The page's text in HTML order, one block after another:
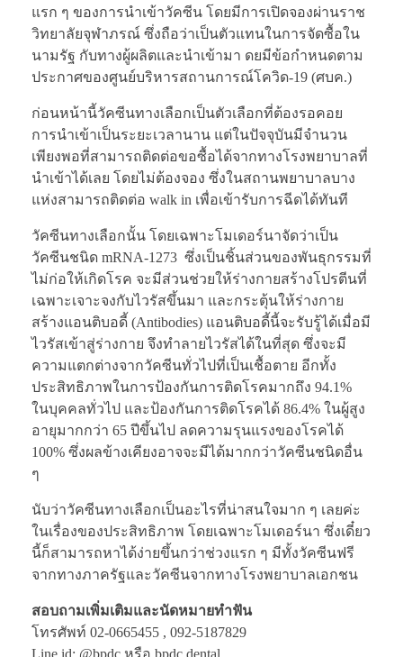
แรก ๆ ของการนำเข้าวัคซีน โดยมีการเปิดจองผ่านราช
วิทยาลัยจุฬาภรณ์ ซึ่งถือว่าเป็นตัวแทนในการจัดซื้อใน
นามรัฐ กับทางผู้ผลิตและนำเข้ามา ดยมีข้อกำหนดตาม
ประกาศของศูนย์บริหารสถานการณ์โควิด-19 (ศบค.)
ก่อนหน้านี้วัคซีนทางเลือกเป็นตัวเลือกที่ต้องรอคอย
การนำเข้าเป็นระยะเวลานาน แต่ในปัจจุบันมีจำนวน
เพียงพอที่สามารถติดต่อขอซื้อได้จากทางโรงพยาบาลที่
นำเข้าได้เลย โดยไม่ต้องจอง ซึ่งในสถานพยาบาลบาง
แห่งสามารถติดต่อ walk in เพื่อเข้ารับการฉีดได้ทันที
วัคซีนทางเลือกนั้น โดยเฉพาะโมเดอร์นาจัดว่าเป็น
วัคซีนชนิด mRNA-1273 ซึ่งเป็นชิ้นส่วนของพันธุกรรมที่
ไม่ก่อให้เกิดโรค จะมีส่วนช่วยให้ร่างกายสร้างโปรตีนที่
เฉพาะเจาะจงกับไวรัสขึ้นมา และกระตุ้นให้ร่างกาย
สร้างแอนติบอดี้ (Antibodies) แอนติบอดี้นี้จะรับรู้ได้เมื่อมี
ไวรัสเข้าสู่ร่างกาย จึงทำลายไวรัสได้ในที่สุด ซึ่งจะมี
ความแตกต่างจากวัคซีนทั่วไปที่เป็นเชื้อตาย อีกทั้ง
ประสิทธิภาพในการป้องกันการติดโรคมากถึง 94.1%
ในบุคคลทั่วไป และป้องกันการติดโรคได้ 86.4% ในผู้สูง
อายุมากกว่า 65 ปีขึ้นไป ลดความรุนแรงของโรคได้
100% ซึ่งผลข้างเคียงอาจจะมีได้มากกว่าวัคซีนชนิดอื่น
ๆ
นับว่าวัคซีนทางเลือกเป็นอะไรที่น่าสนใจมาก ๆ เลยค่ะ
ในเรื่องของประสิทธิภาพ โดยเฉพาะโมเดอร์นา ซึ่งเดี๋ยว
นี้ก็สามารถหาได้ง่ายขึ้นกว่าช่วงแรก ๆ มีทั้งวัคซีนฟรี
จากทางภาครัฐและวัคซีนจากทางโรงพยาบาลเอกชน
สอบถามเพิ่มเติมและนัดหมายทำฟัน
โทรศัพท์ 02-0665455 , 092-5187829